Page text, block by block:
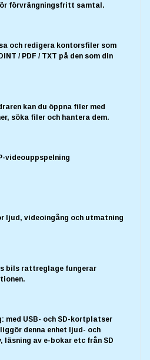
förvrängningsfritt samtal.
och redigera kontorsfiler som
/ PDF / TXT på den som din
kan du öppna filer med
söka filer och hantera dem.
videouppspelning
ljud, videoingång och utmatning
bils rattreglage fungerar
med USB- och SD-kortplatser
denna enhet ljud- och
av e-bokar etc från SD